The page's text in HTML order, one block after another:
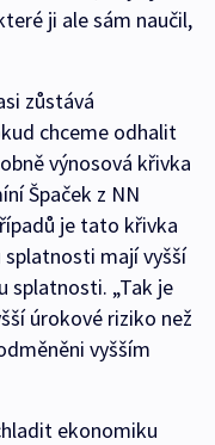
ji ale sám naučil,
zůstává
chceme odhalit
výnosová křivka
Špaček z NN
je tato křivka
mají vyšší
splatnosti. „Tak je
úrokové riziko než
vyšším
ekonomiku